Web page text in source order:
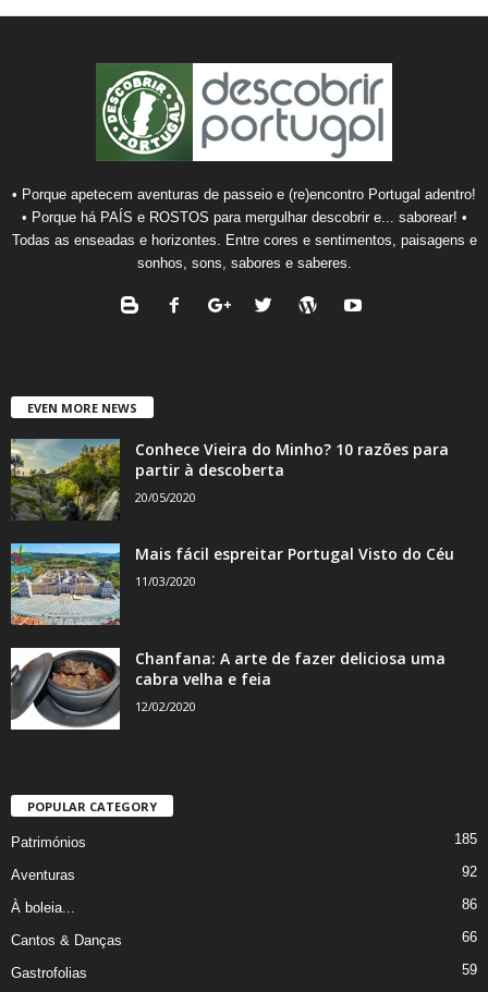
• Porque apetecem aventuras de passeio e (re)encontro Portugal adentro!
• Porque há PAÍS e ROSTOS para mergulhar descobrir e... saborear! •
Todas as enseadas e horizontes. Entre cores e sentimentos, paisagens e
sonhos, sons, sabores e saberes.
EVEN MORE NEWS
Conhece Vieira do Minho? 10 razões para
partir à descoberta
20/05/2020
Mais fácil espreitar Portugal Visto do Céu
11/03/2020
Chanfana: A arte de fazer deliciosa uma
cabra velha e feia
12/02/2020
POPULAR CATEGORY
Patrimónios 185
Aventuras 92
À boleia... 86
Cantos & Danças 66
Gastrofolias 59